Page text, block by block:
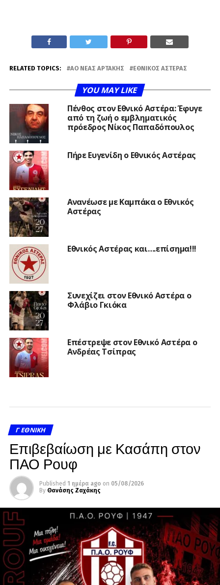
RELATED TOPICS: ΑΟ ΝΈΑΣ ΑΡΤΆΚΗΣ ΕΘΝΙΚΌΣ ΑΣΤΈΡΑΣ
YOU MAY LIKE
Πένθος στον Εθνικό Αστέρα: Έφυγε
από τη ζωή ο εμβληματικός
πρόεδρος Νίκος Παπαδόπουλος
Πήρε Ευγενίδη ο Εθνικός Αστέρας
Ανανέωσε με Καμπάκα ο Εθνικός
Αστέρας
Εθνικός Αστέρας και….επίσημα!!!
Συνεχίζει στον Εθνικό Αστέρα ο
Φλάβιο Γκιόκα
Επέστρεψε στον Εθνικό Αστέρα ο
Ανδρέας Τσίπρας
Γ ΕΘΝΙΚΉ
Επιβεβαίωση με Κασάπη στον
ΠΑΟ Ρουφ
Published 1 ημέρα ago on 05/08/2026
By Θανάσης Ζαχάκης